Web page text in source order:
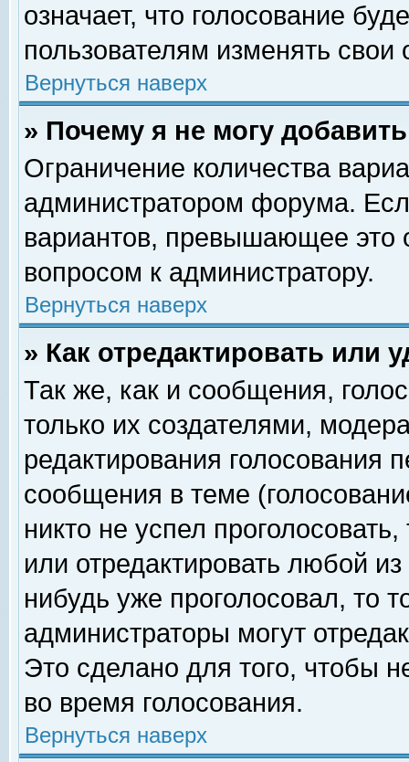
означает, что голосование
пользователям изменять свои
Вернуться наверх
» Почему я не могу
Ограничение количества
администратором форума.
вариантов, превышающее это
вопросом к администратору.
Вернуться наверх
» Как отредактировать или
Так же, как и сообщения,
только их создателями,
редактирования голосования
сообщения в теме
никто не успел
или отредактировать любой
нибудь уже проголосовал, то
администраторы могут
Это сделано для того, чтобы
во время голосования.
Вернуться наверх